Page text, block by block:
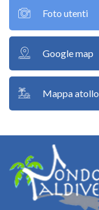
Foto utenti
Google map
Mappa atollo